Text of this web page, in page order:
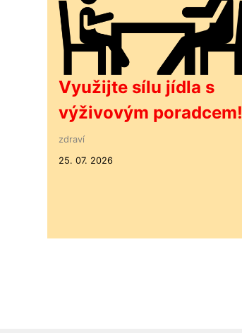
Využijte sílu jídla s
výživovým poradcem!
zdraví
25. 07. 2026